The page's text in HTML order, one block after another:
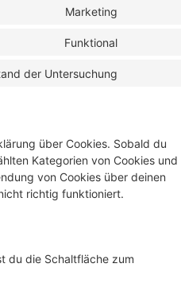
Marketing
Funktional
der Untersuchung
über Cookies. Sobald du
Kategorien von Cookies und
von Cookies über deinen
richtig funktioniert.
du die Schaltfläche zum